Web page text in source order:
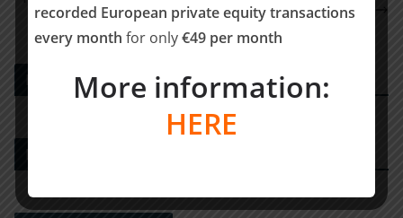
Beteiligungen an zahnärztlichen Praxen
PE DEALS EUROPE
M&A-Beratungshaus
recorded European private equity transactions
every month for only€49 per month
More information:
HERE